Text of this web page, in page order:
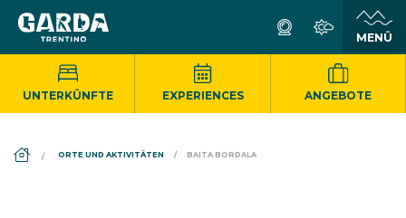
UNTERKÜNFTE EXPERIENCES ANGEBOTE
ORTE UND AKTIVITÄTEN BAITA BORDALA